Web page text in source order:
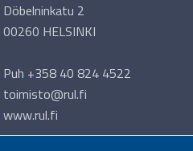
Döbelninkatu 2
00260 HELSINKI
Puh +358 40 824 4522
toimisto@rul.fi
www.rul.fi